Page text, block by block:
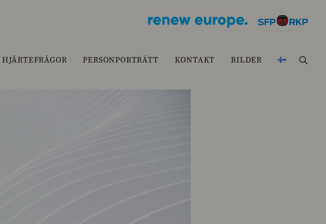
HJÄRTEFRÅGOR PERSONPORTRÄTT KONTAKT BILDER